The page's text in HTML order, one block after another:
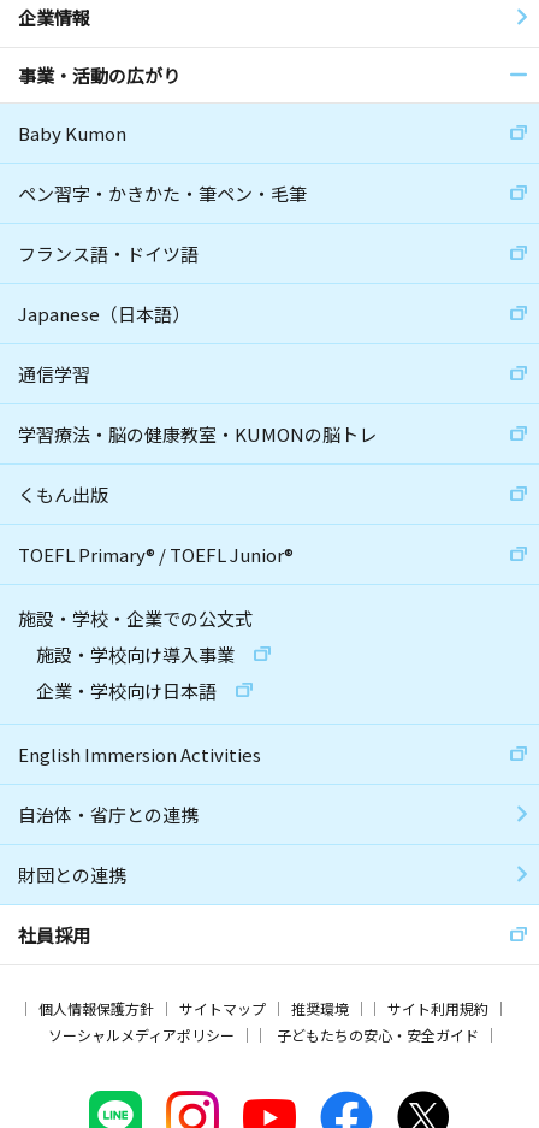
企業情報
事業・活動の広がり
Baby Kumon
ペン習字・かきかた・筆ペン・毛筆
フランス語・ドイツ語
Japanese（日本語）
通信学習
学習療法・脳の健康教室・KUMONの脳トレ
くもん出版
TOEFL Primary® /TOEFL Junior®
施設・学校・企業での公文式
施設・学校向け導入事業
企業・学校向け日本語
English Immersion Activities
自治体・省庁との連携
財団との連携
社員採用
個人情報保護方針 サイトマップ 推奨環境
サイト利用規約
ソーシャルメディアポリシー
子どもたちの安心・安全ガイド